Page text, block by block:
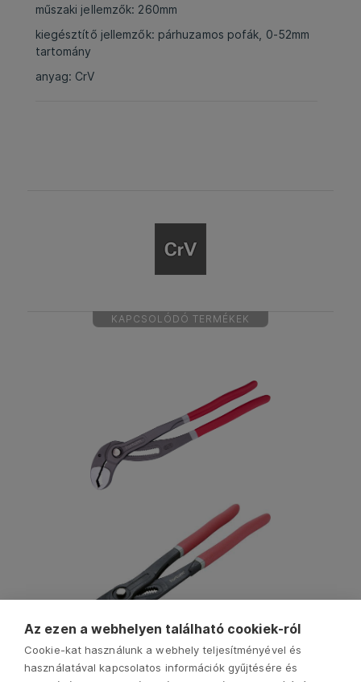
műszaki jellemzők: 260mm
kiegésztítő jellemzők: párhuzamos pofák, 0-52mm
tartomány
anyag: CrV
KAPCSOLÓDÓ TERMÉKEK
Az ezen a webhelyen található cookiek-ról
Cookie-kat használunk a webhely teljesítményével és
használatával kapcsolatos információk gyűjtésére és